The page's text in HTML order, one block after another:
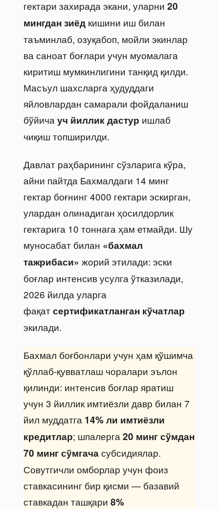
гектари захирада экани, уларни 20
мингдан зиёд кишини иш билан
таъминлаб, озуқабоп, мойли экинлар
ва саноат боғлари учун муомалага
киритиш мумкинлигини танқид қилди.
Масъул шахсларга ҳудуддаги
яйловлардан самарали фойдаланиш
бўйича уч йиллик дастур ишлаб
чиқиш топширилди.
Давлат раҳбарининг сўзларига кўра,
айни пайтда Бахмалдаги 14 минг
гектар боғнинг 4000 гектари эскирган,
улардан олинадиган ҳосилдорлик
гектарига 10 тоннага ҳам етмайди. Шу
муносабат билан «бахмал
тажрибаси» жорий этилади: эски
боғлар интенсив усулга ўтказилади,
2026 йилда уларга
фақатсертификатланган кўчатлар
экилади.
Бахмал боғбонлари учун ҳам қўшимча
қўллаб-қувватлаш чоралари эълон
қилинди: интенсив боғлар яратиш
учун 3 йиллик имтиёзли давр билан 7
йил муддатга 14% ли имтиёзли
кредитлар; шпалерга 20 минг сўмдан
70 минг сўмгачасубсидиялар.
Совутгичли омборлар учун фоиз
ставкасининг бир қисми — базавий
ставкадан ташқари 8%